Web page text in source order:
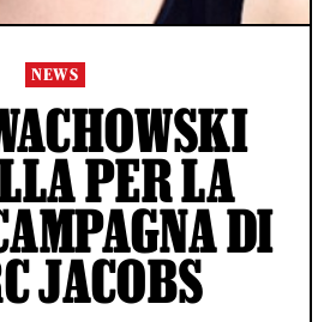
NEWS
PER LA
DI
JACOBS